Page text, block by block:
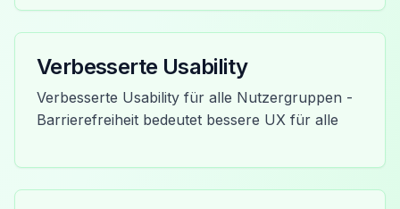
Verbesserte Usability
Verbesserte Usability für alle Nutzergruppen -
Barrierefreiheit bedeutet bessere UX für alle